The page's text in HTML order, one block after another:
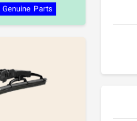
Genuine Parts